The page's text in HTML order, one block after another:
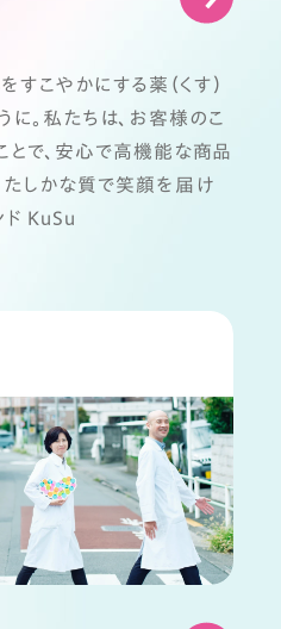
すこやかにする薬（くす）
に。私たちは、お客様のこ
とで、安心で高機能な商品
たしかな質で笑顔を届け
ド KuSu